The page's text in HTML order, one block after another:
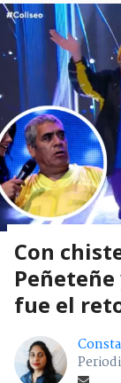
Con
fue el